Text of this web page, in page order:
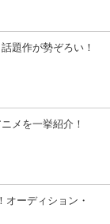
題作が勢ぞろい！
メを一挙紹介！
オーディション・